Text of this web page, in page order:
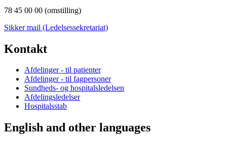
78 45 00 00 (omstilling)
Sikker mail (Ledelsessekretariat)
Kontakt
Afdelinger - til patienter
Afdelinger - til fagpersoner
Sundheds- og hospitalsledelsen
Afdelingsledelser
Hospitalsstab
English and other languages